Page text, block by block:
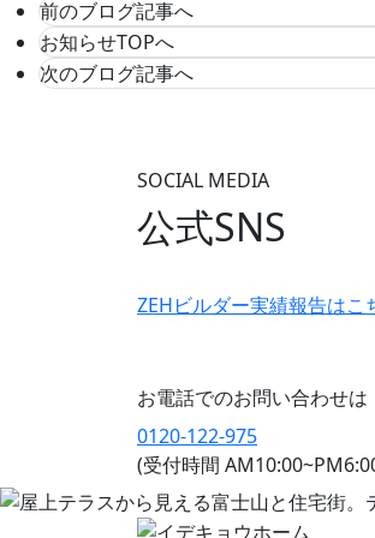
前のブログ記事へ
お知らせTOPへ
次のブログ記事へ
SOCIAL MEDIA
公式SNS
ZEHビルダー実績報告はこ
お電話でのお問い合わせは
0120-122-975
(受付時間